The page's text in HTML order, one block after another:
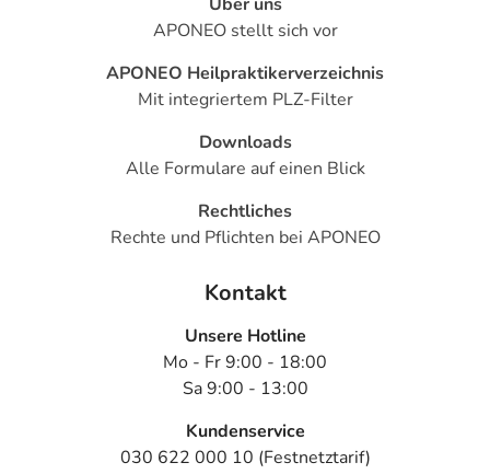
Vorsicht anzuwenden.
Was ist mit Schwangerschaft und Stillzeit?
- Schwangerschaft: Wenden Sie sich an Ihren Arzt. Es
spielen verschiedene Überlegungen eine Rolle, ob und
wie das Arzneimittel in der Schwangerschaft angewendet
- Stillzeit: Wenden Sie sich an Ihren Arzt oder Apotheker.
Er wird Ihre besondere Ausgangslage prüfen und Sie
Ist Ihnen das Arzneimittel trotz einer Gegenanzeige
verordnet worden, sprechen Sie mit Ihrem Arzt oder
Apotheker. Der therapeutische Nutzen kann höher sein,
als das Risiko, das die Anwendung bei einer
Gegenanzeige in sich birgt.
APONEO stellt sich vor
APONEO Heilpraktikerverzeichnis
Mit integriertem PLZ-Filter
Downloads
Alle Formulare auf einen Blick
Rechtliches
Rechte und Pflichten bei APONEO
Kontakt
Unsere Hotline
Mo - Fr 9:00 - 18:00
Sa 9:00 - 13:00
Kundenservice
030 622 000 10 (Festnetztarif)